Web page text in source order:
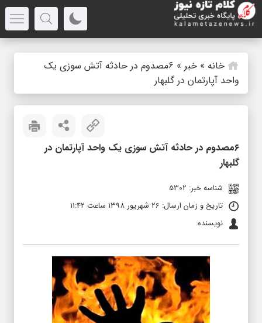
خانه » خبر » ۶مصدوم در حادثه آتش سوزی یک
واحد آپارتمان در گلبهار
۶مصدوم در حادثه آتش سوزی یک واحد آپارتمان در
گلبهار
شناسه خبر: 5302
تاریخ و زمان ارسال: 26 شهریور 1398 ساعت 11:42
نویسنده: